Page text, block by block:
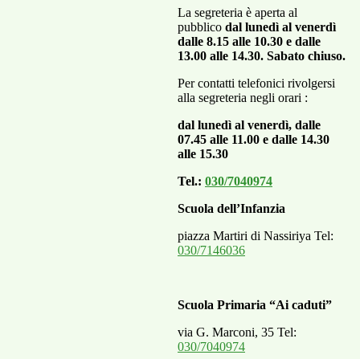
La segreteria è aperta al
pubblico dal lunedì al venerdì
dalle 8.15 alle 10.30 e dalle
13.00 alle 14.30. Sabato chiuso.
Per contatti telefonici rivolgersi
alla segreteria negli orari :
dal lunedì al venerdì, dalle
07.45 alle 11.00 e dalle 14.30
alle 15.30
Tel.: 030/7040974
Scuola dell’Infanzia
piazza Martiri di Nassiriya Tel:
030/7146036
Scuola Primaria “Ai caduti”
via G. Marconi, 35 Tel:
030/7040974